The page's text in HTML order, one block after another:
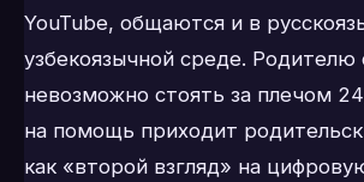
YouTube, общаются и в
узбекоязычной среде. Родителю
невозможно стоять за плечом
на помощь приходит
как «второй взгляд» на